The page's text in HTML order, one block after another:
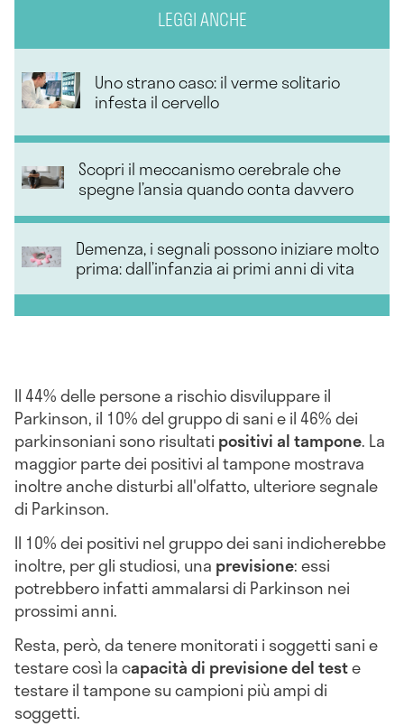
LEGGI ANCHE
Uno strano caso: il verme solitario
infesta il cervello
Scopri il meccanismo cerebrale che
spegne l’ansia quando conta davvero
Demenza, i segnali possono iniziare molto
prima: dall’infanzia ai primi anni di vita
Il 44% delle persone a rischio disviluppare il
Parkinson, il 10% del gruppo di sani eil 46% dei
parkinsoniani sono risultati positivi al tampone. La
maggior parte dei positivi al tampone mostrava
inoltre anche disturbi all'olfatto, ulteriore segnale
di Parkinson.
Il 10% dei positivi nel gruppo dei sani indicherebbe
inoltre, per gli studiosi, una previsione: essi
potrebbero infatti ammalarsi di Parkinson nei
prossimi anni.
Resta, però, da tenere monitorati i soggetti sani e
testare così la capacità di previsione del teste
testare il tampone su campioni più ampi di
soggetti.